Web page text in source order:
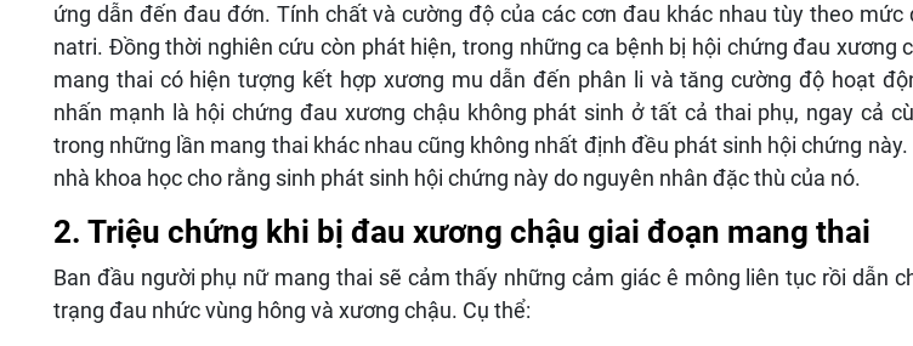
ứng dẫn đến đau đớn. Tính chất và cường độ của các cơn đau khác nhau tùy theo mức
natri. Đồng thời nghiên cứu còn phát hiện, trong những ca bệnh bị hội chứng đau xương
mang thai có hiện tượng kết hợp xương mu dẫn đến phân li và tăng cường độ hoạt
nhấn mạnh là hội chứng đau xương chậu không phát sinh ở tất cả thai phụ, ngay cả
trong những lần mang thai khác nhau cũng không nhất định đều phát sinh hội chứng này.
nhà khoa học cho rằng sinh phát sinh hội chứng này do nguyên nhân đặc thù của nó.
2. Triệu chứng khi bị đau xương chậu giai đoạn mang thai
Ban đầu người phụ nữ mang thai sẽ cảm thấy những cảm giác ê mông liên tục rồi dẫn
trạng đau nhức vùng hông và xương chậu. Cụ thể: